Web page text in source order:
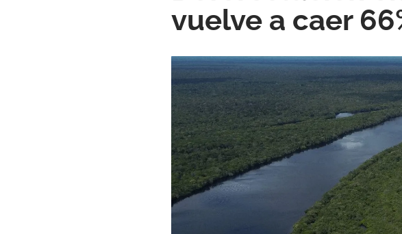
vuelve a caer